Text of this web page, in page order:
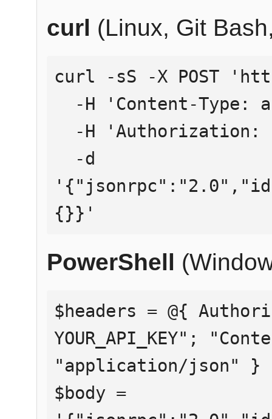
curl (Linux, Git
curl -sS -X POST
{}}'
PowerShell
$headers = @{
YOUR_API_KEY";
"application/json" }
$body =